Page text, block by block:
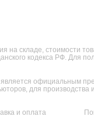
складе, стоимости
кодекса РФ. Для
официальным
для производства
и оплата